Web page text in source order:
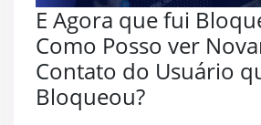
E Agora que fui
Como Posso ver
Contato do Usuário
Bloqueou?